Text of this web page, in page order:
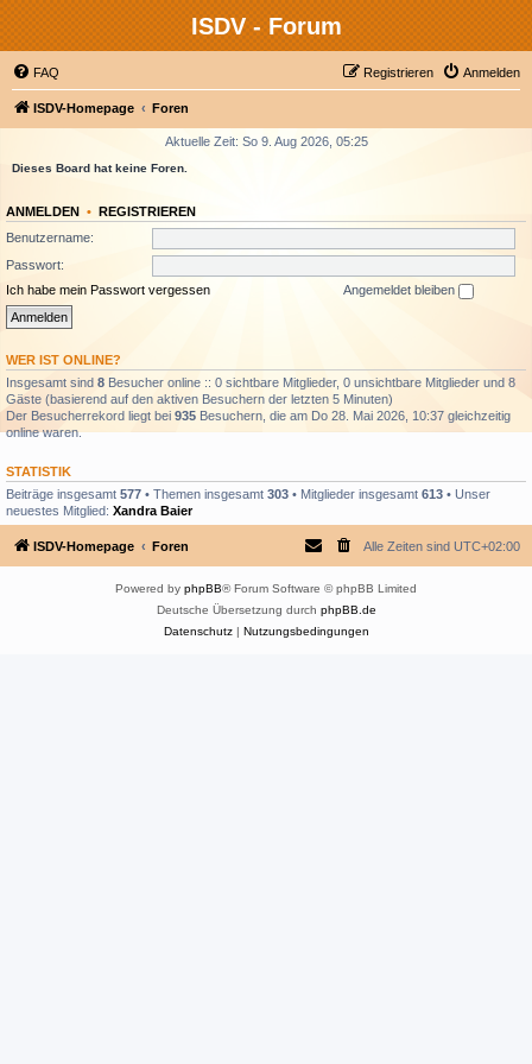
ISDV - Forum
FAQ Anmelden
Registrieren
ISDV-Homepage Foren
Aktuelle Zeit: So 9. Aug 2026, 05:25
Dieses Board hat keine Foren.
ANMELDEN • REGISTRIEREN
Benutzername:
Passwort:
Ich habe mein Passwort vergessen
Angemeldet bleiben
WER IST ONLINE?
Insgesamt sind 8 Besucher online :: 0 sichtbare Mitglieder, 0 unsichtbare Mitglieder und 8
Gäste (basierend auf den aktiven Besuchern der letzten 5 Minuten)
Der Besucherrekord liegt bei 935 Besuchern, die am Do 28. Mai 2026, 10:37 gleichzeitig
online waren.
STATISTIK
Beiträge insgesamt 577 • Themen insgesamt 303 • Mitglieder insgesamt 613 • Unser
neuestes Mitglied: Xandra Baier
ISDV-Homepage Foren Alle Zeiten sind UTC+02:00
Powered by phpBB® Forum Software © phpBB Limited
Deutsche Übersetzung durch phpBB.de
Datenschutz| Nutzungsbedingungen